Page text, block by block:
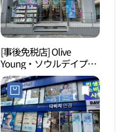
[事後免税店] Olive
Young・ソウルデイプク
駅店(올리브영 서울대입
구역점)